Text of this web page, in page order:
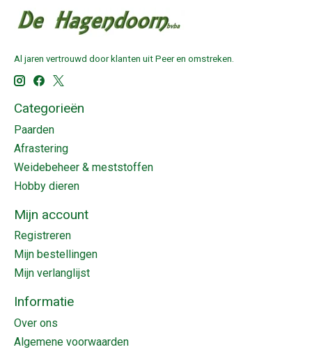
Al jaren vertrouwd door klanten uit Peer en omstreken.
Categorieën
Paarden
Afrastering
Weidebeheer & meststoffen
Hobby dieren
Mijn account
Registreren
Mijn bestellingen
Mijn verlanglijst
Informatie
Over ons
Algemene voorwaarden